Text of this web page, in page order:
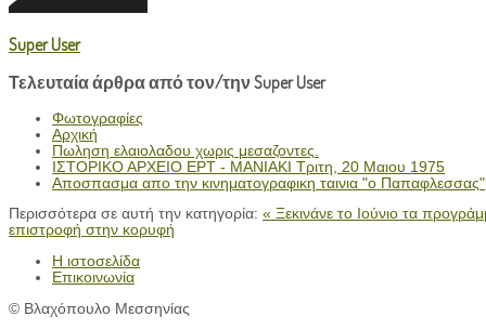
Super User
Τελευταία άρθρα από τον/την Super User
Φωτογραφίες
Αρχική
Πωληση ελαιολαδου χωρις μεσαζοντες.
ΙΣΤΟΡΙΚΟ ΑΡΧΕΙΟ ΕΡΤ - ΜΑΝΙΑΚΙ Τριτη, 20 Μαιου 1975
Αποσπασμα απο την κινηματογραφικη ταινια "ο Παπαφλεσσας"
Περισσότερα σε αυτή την κατηγορία: « Ξεκινάνε το Ιούνιο τα
επιστροφή στην κορυφή
Η ιστοσελίδα
Επικοινωνία
© Βλαχόπουλο Μεσσηνίας